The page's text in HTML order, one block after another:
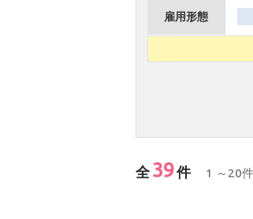
雇用形態
全 39件 1 ～20